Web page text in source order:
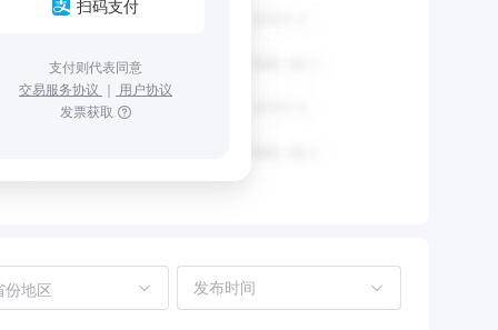
扫码支付
支付则代表同意
交易服务协议 ｜ 用户协议
发票获取
份地区